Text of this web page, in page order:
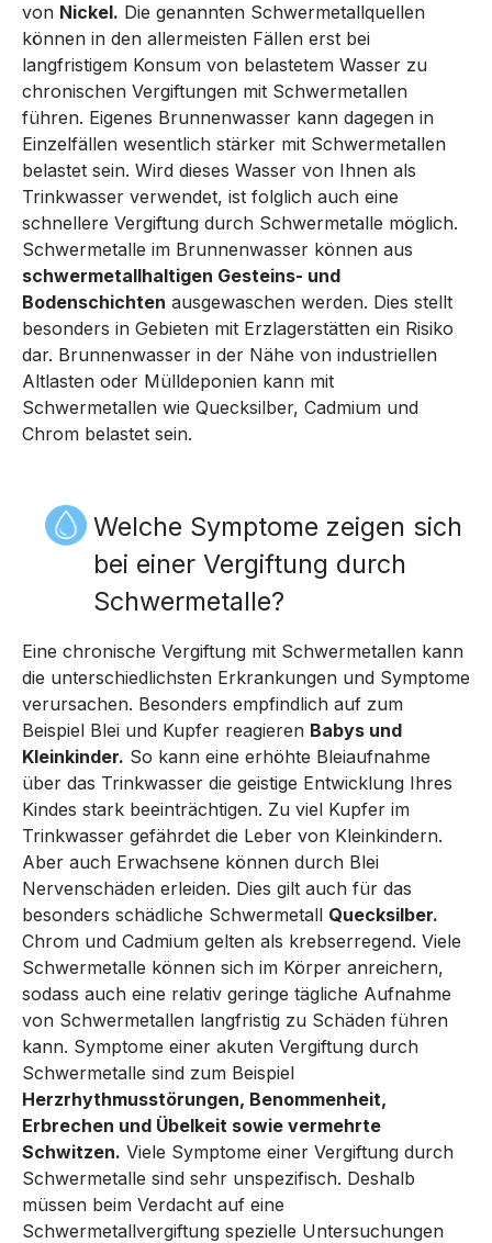
von Nickel. Die genannten Schwermetallquellen
können in den allermeisten Fällen erst bei
langfristigem Konsum von belastetem Wasser zu
chronischen Vergiftungen mit Schwermetallen
führen. Eigenes Brunnenwasser kann dagegen in
Einzelfällen wesentlich stärker mit Schwermetallen
belastet sein. Wird dieses Wasser von Ihnen als
Trinkwasser verwendet, ist folglich auch eine
schnellere Vergiftung durch Schwermetalle möglich.
Schwermetalle im Brunnenwasser können aus
schwermetallhaltigen Gesteins- und
Bodenschichten ausgewaschen werden. Dies stellt
besonders in Gebieten mit Erzlagerstätten ein Risiko
dar. Brunnenwasser in der Nähe von industriellen
Altlasten oder Mülldeponien kann mit
Schwermetallen wie Quecksilber, Cadmium und
Chrom belastet sein.
Welche Symptome zeigen sich
bei einer Vergiftung durch
Schwermetalle?
Eine chronische Vergiftung mit Schwermetallen kann
die unterschiedlichsten Erkrankungen und Symptome
verursachen. Besonders empfindlich auf zum
Beispiel Blei und Kupfer reagieren Babys und
Kleinkinder. So kann eine erhöhte Bleiaufnahme
über das Trinkwasser die geistige Entwicklung Ihres
Kindes stark beeinträchtigen. Zu viel Kupfer im
Trinkwasser gefährdet die Leber von Kleinkindern.
Aber auch Erwachsene können durch Blei
Nervenschäden erleiden. Dies gilt auch für das
besonders schädliche Schwermetall Quecksilber.
Chrom und Cadmium gelten als krebserregend. Viele
Schwermetalle können sich im Körper anreichern,
sodass auch eine relativ geringe tägliche Aufnahme
von Schwermetallen langfristig zu Schäden führen
kann. Symptome einer akuten Vergiftung durch
Schwermetalle sind zum Beispiel
Herzrhythmusstörungen, Benommenheit,
Erbrechen und Übelkeit sowie vermehrte
Schwitzen. Viele Symptome einer Vergiftung durch
Schwermetalle sind sehr unspezifisch. Deshalb
müssen beim Verdacht auf eine
Schwermetallvergiftung spezielle Untersuchungen